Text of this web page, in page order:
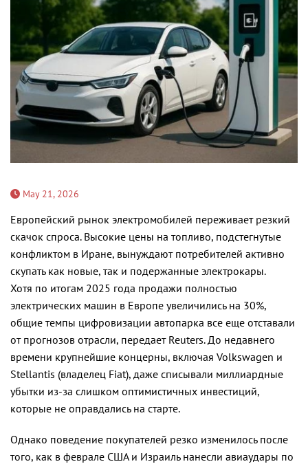
May 21, 2026
Европейский рынок электромобилей переживает резкий
скачок спроса. Высокие цены на топливо, подстегнутые
конфликтом в Иране, вынуждают потребителей активно
скупать как новые, так и подержанные электрокары.
Хотя по итогам 2025 года продажи полностью
электрических машин в Европе увеличились на 30%,
общие темпы цифровизации автопарка все еще отставали
от прогнозов отрасли, передает Reuters. До недавнего
времени крупнейшие концерны, включая Volkswagen и
Stellantis (владелец Fiat), даже списывали миллиардные
убытки из-за слишком оптимистичных инвестиций,
которые не оправдались на старте.
Однако поведение покупателей резко изменилось после
того, как в феврале США и Израиль нанесли авиаудары по